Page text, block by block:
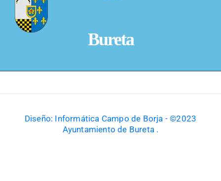
Bureta
Diseño: Informática Campo de Borja - ©2023
Ayuntamiento de Bureta .